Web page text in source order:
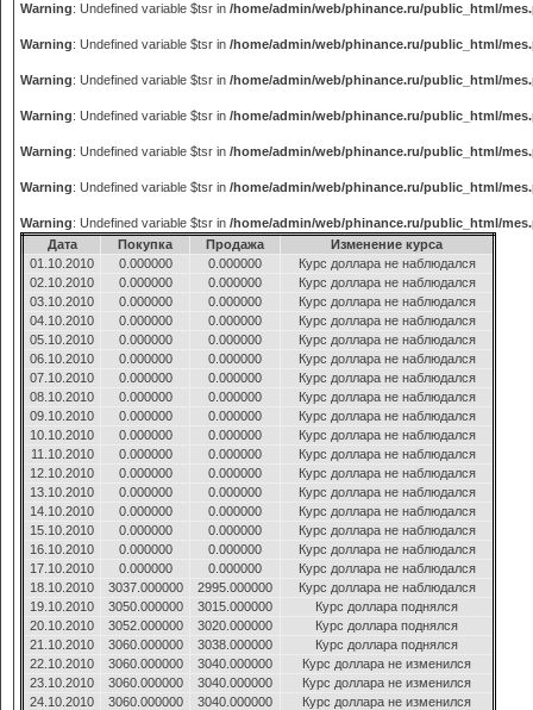
Warning: Undefined variable $tsr in /home/admin/web/phinance.ru/public_html/
Warning: Undefined variable $tsr in /home/admin/web/phinance.ru/public_html/
Warning: Undefined variable $tsr in /home/admin/web/phinance.ru/public_html/
Warning: Undefined variable $tsr in /home/admin/web/phinance.ru/public_html/
Warning: Undefined variable $tsr in /home/admin/web/phinance.ru/public_html/
Warning: Undefined variable $tsr in /home/admin/web/phinance.ru/public_html/
Warning: Undefined variable $tsr in /home/admin/web/phinance.ru/public_html/
Дата
Покупка Продажа
Изменение курса
01.10.2010
0.000000 0.000000
Курс доллара не наблюдался
02.10.2010
0.000000 0.000000
Курс доллара не наблюдался
03.10.2010
0.000000 0.000000
Курс доллара не наблюдался
04.10.2010
0.000000 0.000000
Курс доллара не наблюдался
05.10.2010
0.000000 0.000000
Курс доллара не наблюдался
06.10.2010
0.000000 0.000000
Курс доллара не наблюдался
07.10.2010
0.000000 0.000000
Курс доллара не наблюдался
08.10.2010
0.000000 0.000000
Курс доллара не наблюдался
09.10.2010
0.000000 0.000000
Курс доллара не наблюдался
10.10.2010
0.000000 0.000000
Курс доллара не наблюдался
11.10.2010
0.000000 0.000000
Курс доллара не наблюдался
12.10.2010
0.000000 0.000000
Курс доллара не наблюдался
13.10.2010
0.000000 0.000000
Курс доллара не наблюдался
14.10.2010
0.000000 0.000000
Курс доллара не наблюдался
15.10.2010
0.000000 0.000000
Курс доллара не наблюдался
16.10.2010
0.000000 0.000000
Курс доллара не наблюдался
17.10.2010
0.000000 0.000000
Курс доллара не наблюдался
18.10.2010
3037.000000 2995.000000
Курс доллара не наблюдался
19.10.2010
3050.000000 3015.000000
Курс доллара поднялся
20.10.2010
3052.000000 3020.000000
Курс доллара поднялся
21.10.2010
3060.000000 3038.000000
Курс доллара поднялся
22.10.2010
3060.000000 3040.000000
Курс доллара не изменился
23.10.2010
3060.000000 3040.000000
Курс доллара не изменился
24.10.2010
3060.000000 3040.000000
Курс доллара не изменился